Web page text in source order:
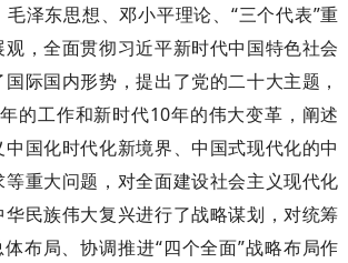
泽东思想、邓小平理论、“三个代表”重
，全面贯彻习近平新时代中国特色社会
际国内形势，提出了党的二十大主题，
的工作和新时代10年的伟大变革，阐述
国化时代化新境界、中国式现代化的中
重大问题，对全面建设社会主义现代化
民族伟大复兴进行了战略谋划，对统筹
布局、协调推进“四个全面”战略布局作